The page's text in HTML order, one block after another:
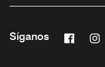
Síganos
Abre